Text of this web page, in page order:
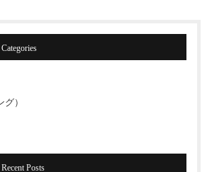
Categories
）
Recent Posts